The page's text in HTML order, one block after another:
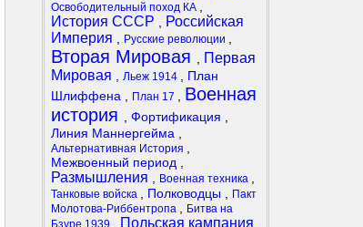
Освободительный поход КА
История СССР
Российская
Империя
Русские революции
Вторая Мировая
Первая
Мировая
Льеж 1914
План
Шлиффена
План 17
Военная
история
Фортификация
Линия Маннергейма
Альтернативная История
Межвоенный период
Размышления Военная техника
Танковые войска Полководцы
Пакт
Молотова-Риббентропа
Битва на
Бзуре 1939
Польская кампания